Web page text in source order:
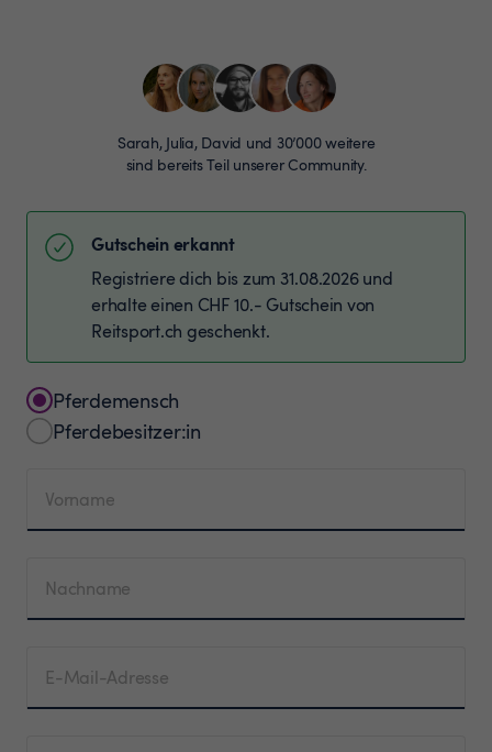
Sarah, Julia, David und 30’000 weitere
sind bereits Teil unserer Community.
Gutschein erkannt
Registriere dich bis zum 31.08.2026 und
erhalte einen CHF 10.- Gutschein von
Reitsport.ch geschenkt.
Pferdemensch
Pferdebesitzer:in
Vorname
Nachname
E-Mail-Adresse